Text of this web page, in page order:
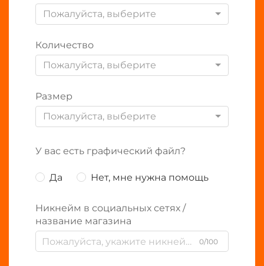
Пожалуйста, выберите
Количество
Пожалуйста, выберите
Размер
Пожалуйста, выберите
У вас есть графический файл?
Да Нет, мне нужна помощь
Никнейм в социальных сетях /
название магазина
0/100